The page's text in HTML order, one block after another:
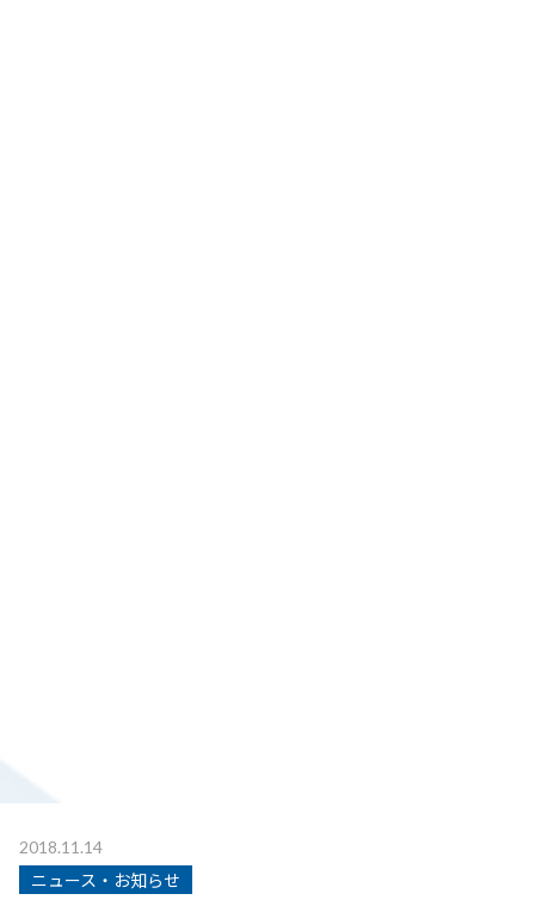
2018.11.14
ニュース・お知らせ